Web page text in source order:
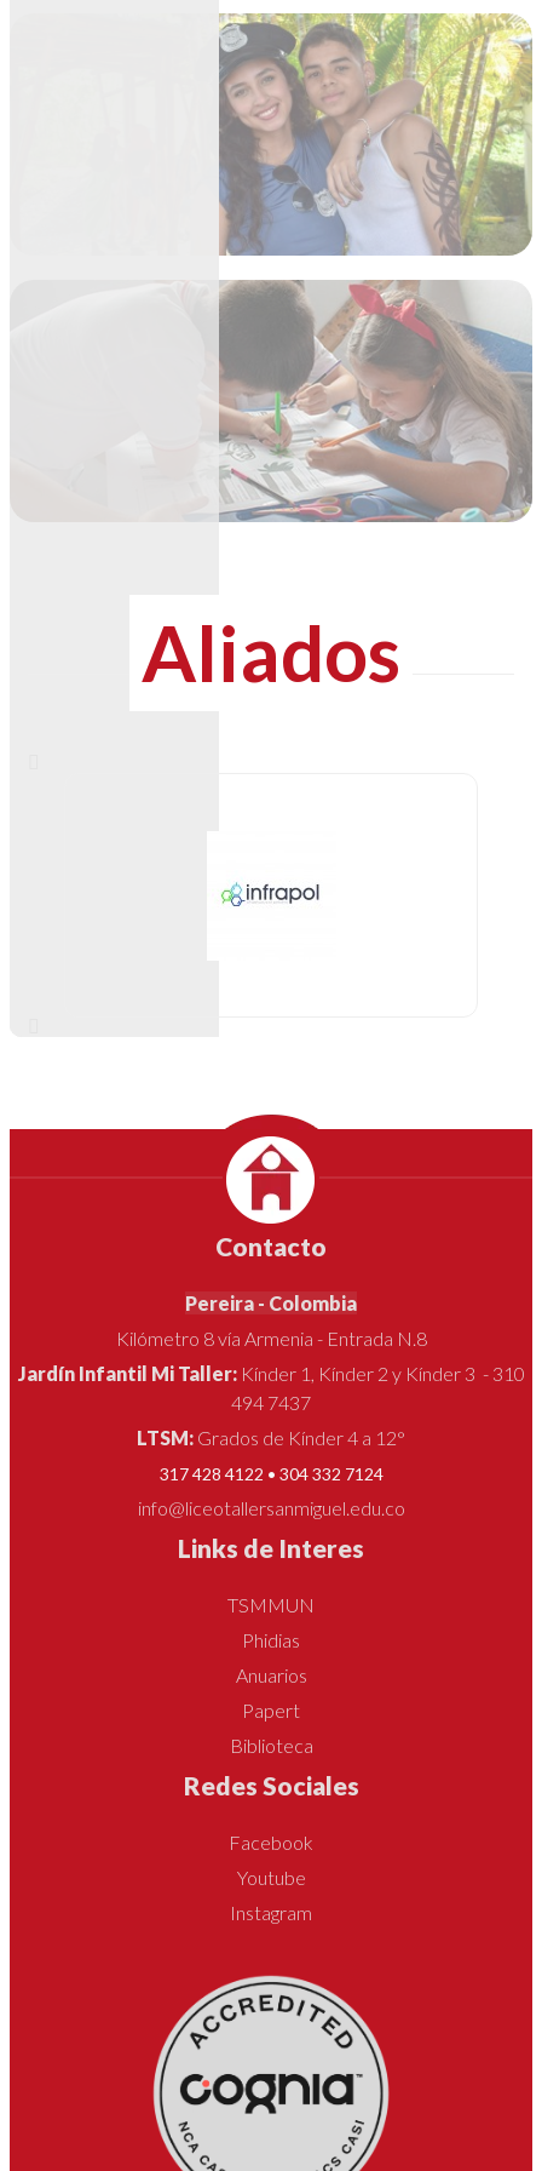
Aliados
Contacto
Pereira - Colombia
Kilómetro 8 vía Armenia - Entrada N.8
Jardín Infantil Mi Taller: Kínder 1, Kínder 2 y Kínder 3 - 310
494 7437
LTSM: Grados de Kínder 4 a 12°
317 428 4122 • 304 332 7124
info@liceotallersanmiguel.edu.co
Links de Interes
TSMMUN
Phidias
Anuarios
Papert
Biblioteca
Redes Sociales
Facebook
Youtube
Instagram